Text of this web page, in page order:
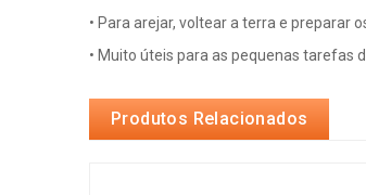
• Para arejar, voltear a terra e preparar
• Muito úteis para as pequenas tarefas
Produtos Relacionados